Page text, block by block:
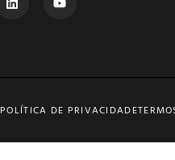
POLÍTICA DE PRIVACIDADE